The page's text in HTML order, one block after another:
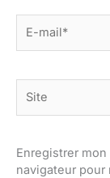
mail*
Enregistrer
navigateur pour